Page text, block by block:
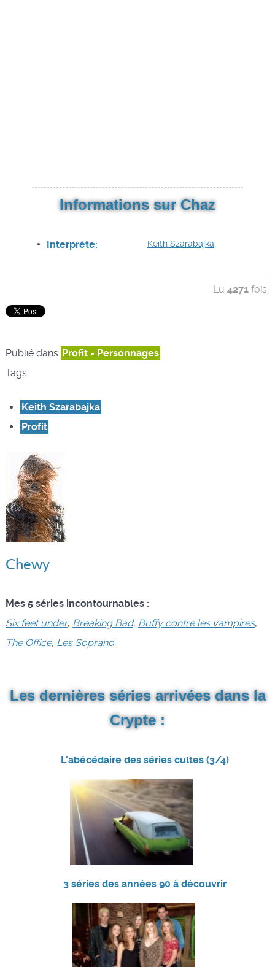
Informations sur Chaz
Interprète: Keith Szarabajka
Lu4271 fois
Publié dans Profit - Personnages
Tags:
Keith Szarabajka
Profit
Chewy
Mes 5 séries incontournables :
Six feet under, Breaking Bad, Buffy contre les vampires,
The Office, Les Soprano.
Les dernières séries arrivées dans la
Crypte :
L'abécédaire des séries cultes (3/4)
3 séries des années 90 à découvrir